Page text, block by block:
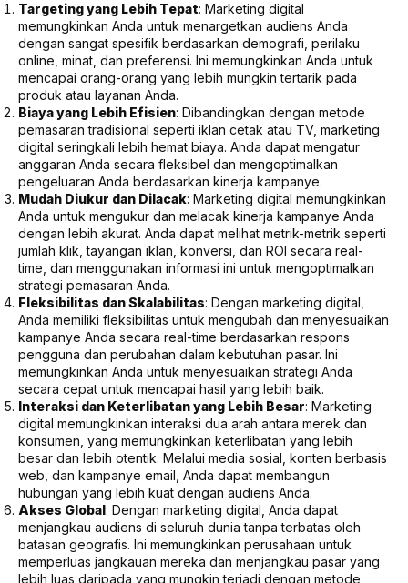
Targeting yang Lebih Tepat: Marketing digital
memungkinkan Anda untuk menargetkan audiens Anda
dengan sangat spesifik berdasarkan demografi, perilaku
online, minat, dan preferensi. Ini memungkinkan Anda untuk
mencapai orang-orang yang lebih mungkin tertarik pada
produk atau layanan Anda.
Biaya yang Lebih Efisien: Dibandingkan dengan metode
pemasaran tradisional seperti iklan cetak atau TV, marketing
digital seringkali lebih hemat biaya. Anda dapat mengatur
anggaran Anda secara fleksibel dan mengoptimalkan
pengeluaran Anda berdasarkan kinerja kampanye.
Mudah Diukur dan Dilacak: Marketing digital memungkinkan
Anda untuk mengukur dan melacak kinerja kampanye Anda
dengan lebih akurat. Anda dapat melihat metrik-metrik seperti
jumlah klik, tayangan iklan, konversi, dan ROI secara real-
time, dan menggunakan informasi ini untuk mengoptimalkan
strategi pemasaran Anda.
Fleksibilitas dan Skalabilitas: Dengan marketing digital,
Anda memiliki fleksibilitas untuk mengubah dan menyesuaikan
kampanye Anda secara real-time berdasarkan respons
pengguna dan perubahan dalam kebutuhan pasar. Ini
memungkinkan Anda untuk menyesuaikan strategi Anda
secara cepat untuk mencapai hasil yang lebih baik.
Interaksi dan Keterlibatan yang Lebih Besar: Marketing
digital memungkinkan interaksi dua arah antara merek dan
konsumen, yang memungkinkan keterlibatan yang lebih
besar dan lebih otentik. Melalui media sosial, konten berbasis
web, dan kampanye email, Anda dapat membangun
hubungan yang lebih kuat dengan audiens Anda.
Akses Global: Dengan marketing digital, Anda dapat
menjangkau audiens di seluruh dunia tanpa terbatas oleh
batasan geografis. Ini memungkinkan perusahaan untuk
memperluas jangkauan mereka dan menjangkau pasar yang
lebih luas daripada yang mungkin terjadi dengan metode